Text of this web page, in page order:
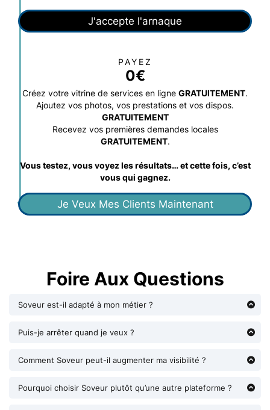
J'accepte l'arnaque
PAYEZ
0€
Créez votre vitrine de services en ligne GRATUITEMENT.
Ajoutez vos photos, vos prestations et vos dispos.
GRATUITEMENT
Recevez vos premières demandes locales
GRATUITEMENT.
Vous testez, vous voyez les résultats… et cette fois, c’est
vous qui gagnez.
Je Veux Mes Clients Maintenant
Foire Aux Questions
Soveur est-il adapté à mon métier ?
Puis-je arrêter quand je veux ?
Comment Soveur peut-il augmenter ma visibilité ?
priorité dans votre zone.
Pourquoi choisir Soveur plutôt qu’une autre plateforme ?